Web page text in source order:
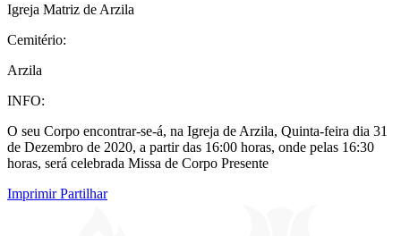
Igreja Matriz de Arzila
Cemitério:
Arzila
INFO:
O seu Corpo encontrar-se-á, na Igreja de Arzila, Quinta-feira dia 31
de Dezembro de 2020, a partir das 16:00 horas, onde pelas 16:30
horas, será celebrada Missa de Corpo Presente
Imprimir Partilhar